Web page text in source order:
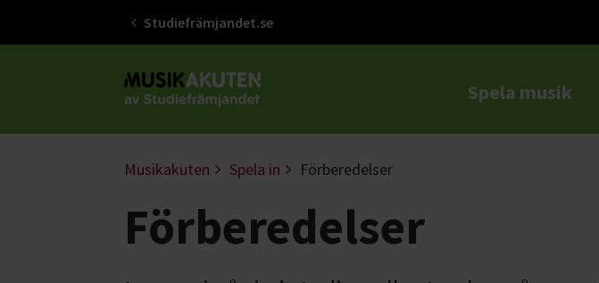
Studiefrämjandet.se
Gå till studiefrämjandets startsida Spela musik
Musikakuten Spela in Förberedelser
Förberedelser